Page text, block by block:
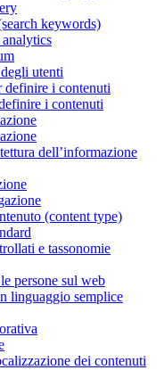
keywords)
utenti
definire i contenuti
i contenuti
dell’informazione
(content type)
e tassonomie
persone sul web
linguaggio semplice
dei contenuti